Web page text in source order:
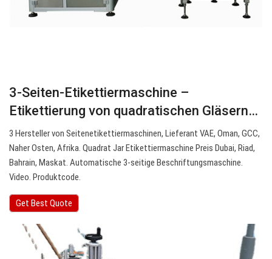
3-Seiten-Etikettiermaschine –
Etikettierung von quadratischen Gläsern…
3 Hersteller von Seitenetikettiermaschinen, Lieferant VAE, Oman, GCC,
Naher Osten, Afrika. Quadrat Jar Etikettiermaschine Preis Dubai, Riad,
Bahrain, Maskat. Automatische 3-seitige Beschriftungsmaschine.
Video. Produktcode.
Get Best Quote